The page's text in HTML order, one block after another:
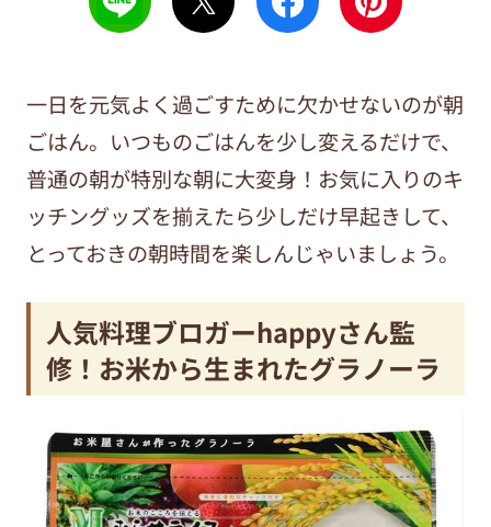
一日を元気よく過ごすために欠かせないのが朝
ごはん。いつものごはんを少し変えるだけで、
普通の朝が特別な朝に大変身！お気に入りのキ
ッチングッズを揃えたら少しだけ早起きして、
とっておきの朝時間を楽しんじゃいましょう。
人気料理ブロガーhappyさん監
修！お米から生まれたグラノーラ